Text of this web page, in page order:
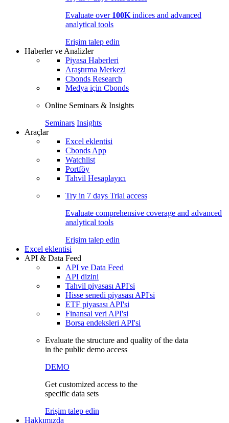
Evaluate over 100K indices and advanced
analytical tools
Erişim talep edin
Haberler ve Analizler
Piyasa Haberleri
Araştırma Merkezi
Cbonds Research
Medya için Cbonds
Online Seminars & Insights
Seminars Insights
Araçlar
Excel eklentisi
Cbonds App
Watchlist
Portföy
Tahvil Hesaplayıcı
Try in 7 days Trial access
Evaluate comprehensive coverage and advanced
analytical tools
Erişim talep edin
Excel eklentisi
API & Data Feed
API ve Data Feed
API dizini
Tahvil piyasası API'si
Hisse senedi piyasası API'si
ETF piyasası API'si
Finansal veri API'si
Borsa endeksleri API'si
Evaluate the structure and quality of the data
in the public demo access
DEMO
Get customized access to the
specific data sets
Erişim talep edin
Hakkımızda